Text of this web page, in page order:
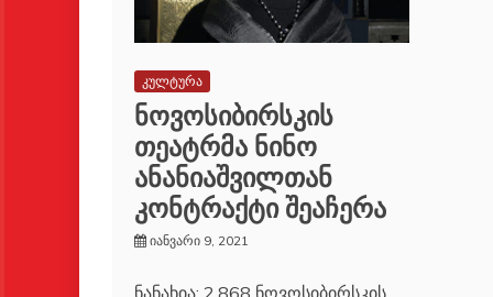
კულტურა
ნოვოსიბირსკის
თეატრმა ნინო
ანანიაშვილთან
კონტრაქტი შეაჩერა
იანვარი 9, 2021